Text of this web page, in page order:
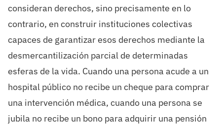
consideran derechos, sino precisamente en lo
contrario, en construir instituciones colectivas
capaces de garantizar esos derechos mediante la
desmercantilización parcial de determinadas
esferas de la vida. Cuando una persona acude a un
hospital público no recibe un cheque para comprar
una intervención médica, cuando una persona se
jubila no recibe un bono para adquirir una pensión